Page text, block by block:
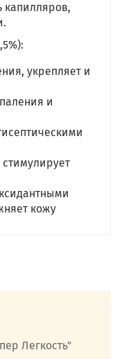
капилляров,
укрепляет и
и
стимулирует
кожу
Легкость"